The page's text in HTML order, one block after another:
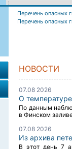
Перечень опасных
Перечень опасных
НОВОСТИ
07.08 2026
О
По данным
в Финском
07.08 2026
Из архива
В этот день 7